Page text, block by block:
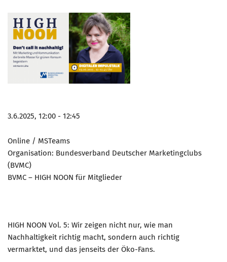
3.6.2025, 12:00 - 12:45
Online / MSTeams
Organisation: Bundesverband Deutscher Marketingclubs
(BVMC)
BVMC – HIGH NOON für Mitglieder
HIGH NOON Vol. 5: Wir zeigen nicht nur, wie man
Nachhaltigkeit richtig macht, sondern auch richtig
vermarktet, und das jenseits der Öko-Fans.